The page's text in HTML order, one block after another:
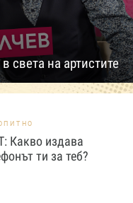
света на артистите
Какво издава
ти за теб?